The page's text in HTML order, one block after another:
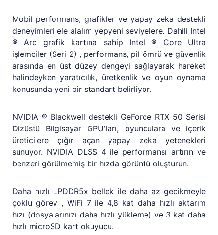
Mobil performans, grafikler ve yapay zeka destekli
deneyimleri ele alalım yepyeni seviyelere. Dahili Intel
® Arc grafik kartına sahip Intel ® Core Ultra
işlemciler (Seri 2) , performans, pil ömrü ve güvenlik
arasında en üst düzey dengeyi sağlayarak hareket
halindeyken yaratıcılık, üretkenlik ve oyun oynama
konusunda yeni bir standart belirliyor.
NVIDIA ® Blackwell destekli GeForce RTX 50 Serisi
Dizüstü Bilgisayar GPU'ları, oyunculara ve içerik
üreticilere çığır açan yapay zeka yetenekleri
sunuyor. NVIDIA DLSS 4 ile performansı artırın ve
benzeri görülmemiş bir hızda görüntü oluşturun.
Daha hızlı LPDDR5x bellek ile daha az gecikmeyle
çoklu görev , WiFi 7 ile 4,8 kat daha hızlı aktarım
hızı (dosyalarınızı daha hızlı yükleme) ve 3 kat daha
hızlı microSD kart okuyucu.